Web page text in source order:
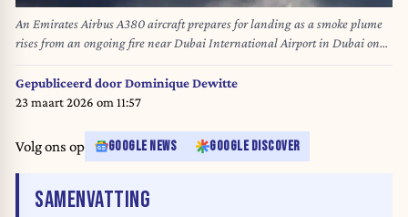
An Emirates Airbus A380 aircraft prepares for landing as a smoke plume
rises from an ongoing fire near Dubai International Airport in Dubai on
March 16, 2026. Flights were gradually resuming at Dubai airport on
March 16, previously the world's busiest for international flights, the airport
operator said, after a "drone-related incident" sparked a fuel tank fire
Gepubliceerd doorDominique Dewitte
23 maart 2026 om 11:57
Volg ons op GOOGLE NEWS GOOGLE DISCOVER
SAMENVATTING